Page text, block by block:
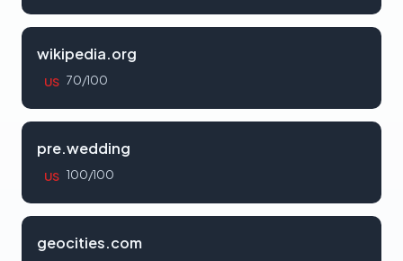
wikipedia.org
US 70/100
pre.wedding
US 100/100
geocities.com